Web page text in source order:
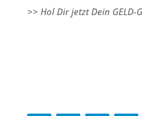
>> Hol Dir jetzt Dein GELD-